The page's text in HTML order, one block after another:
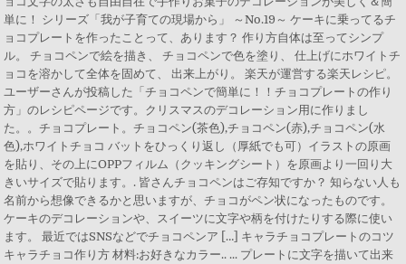
単に！ シリーズ「我が子育ての現場から」 ～No.19～ ケーキに乗ってるチ
ョコプレートを作ったことって、あります？ 作り方自体は至ってシンプ
ル。 チョコペンで絵を描き、 チョコペンで色を塗り、 仕上げにホワイトチ
ョコを溶かして全体を固めて、 出来上がり。 楽天が運営する楽天レシピ。
ユーザーさんが投稿した「チョコペンで簡単に！！チョコプレートの作り
方」のレシピページです。クリスマスのデコレーション用に作りまし
た。。チョコプレート。チョコペン(茶色),チョコペン(赤),チョコペン(水
色),ホワイトチョコ バットをひっくり返し（厚紙でも可）イラストの原画
を貼り、その上にOPPフィルム（クッキングシート）を原画より一回り大
きいサイズで貼ります。. 皆さんチョコペンはご存知ですか？ 知らない人も
名前から想像できるかと思いますが、チョコがペン状になったものです。
ケーキのデコレーションや、スイーツに文字や柄を付けたりする際に使い
ます。 最近ではSNSなどでチョコペンア […] キャラチョコプレートのコツ
キャラチョコ作り方 材料:お好きなカラー.. ... プレートに文字を描いて出来